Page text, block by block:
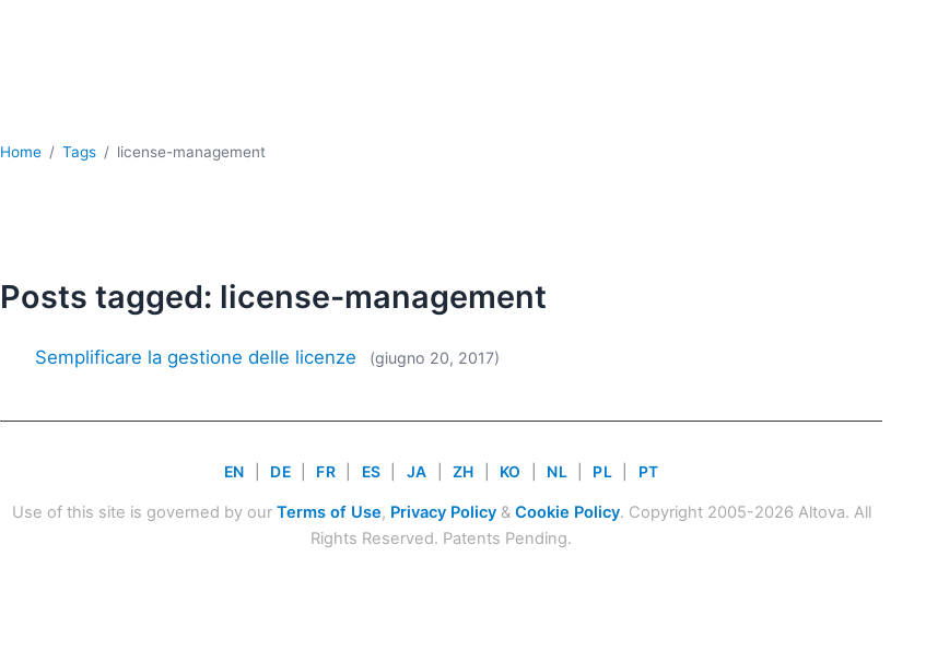
Home Tags license-management
Posts tagged: license-management
Semplificare la gestione delle licenze (giugno 20, 2017)
EN DE FR ES JA ZH KO NL PL PT
Use of this site is governed by our Terms of Use, Privacy Policy& Cookie Policy. Copyright 2005-2026 Altova. All
Rights Reserved. Patents Pending.